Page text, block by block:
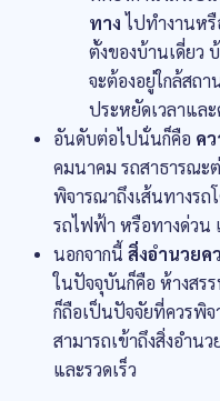
ทางไปทำงานหรื
ตั้งของบ้านเดี่ยว
จะต้องอยู่ใกล้สถ
ประหยัดเวลาแล
อันดับต่อไปนั่นก็คือ ค
คมนาคม รถสาธารณะ
พิจารณาถึงเส้นทางรถ
รถไฟฟ้า หรือทางด่วน
นอกจากนี้ สิ่งอำนวยค
ในปัจจุบันก็คือ ห้างสร
ก็ถือเป็นปัจจัยที่ควรพิ
สามารถเข้าถึงสิ่งอำน
และรวดเร็ว